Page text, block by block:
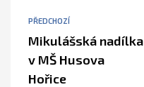
PŘEDCHOZÍ
Mikulášská nadílka
v MŠ Husova
Hořice